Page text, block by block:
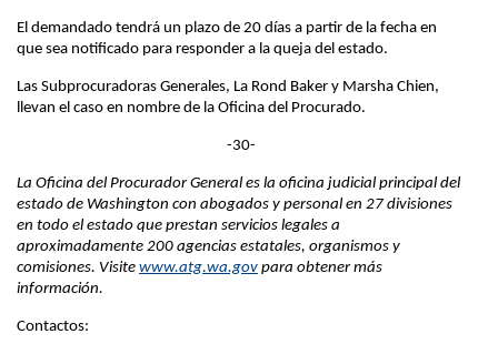
El demandado tendrá un plazo de 20 días a partir de la fecha en
que sea notificado para responder a la queja del estado.
Las Subprocuradoras Generales, La Rond Baker y Marsha Chien,
llevan el caso en nombre de la Oficina del Procurado.
-30-
La Oficina del Procurador General es la oficina judicial principal del
estado de Washington con abogados y personal en 27 divisiones
en todo el estado que prestan servicios legales a
aproximadamente 200 agencias estatales, organismos y
comisiones. Visite www.atg.wa.gov para obtener más
información.
Contactos: